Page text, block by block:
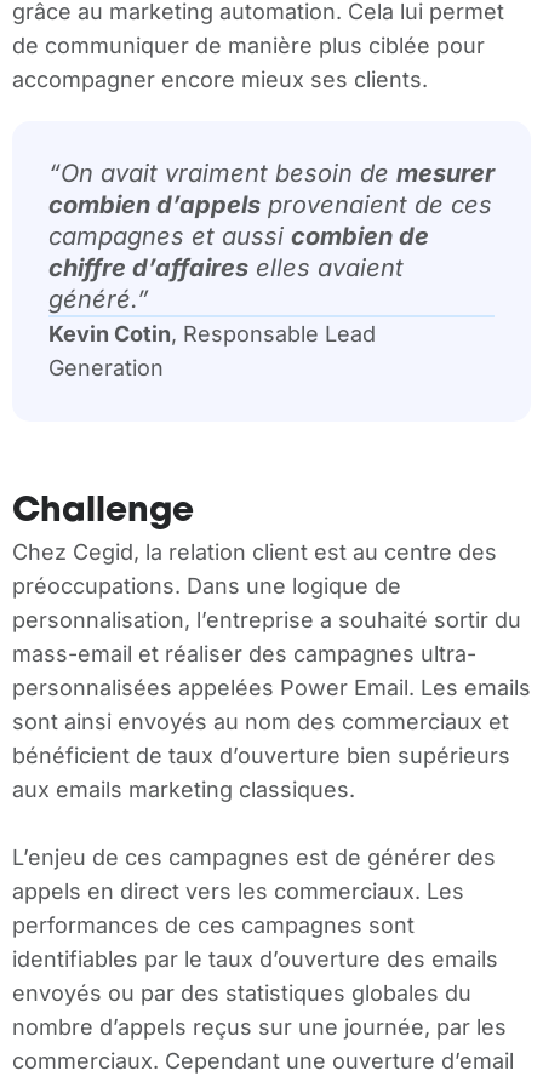
grâce au marketing automation. Cela lui permet
de communiquer de manière plus ciblée pour
accompagner encore mieux ses clients.
“On avait vraiment besoin de mesurer
combien d’appels provenaient de ces
campagnes et aussi combien de
chiffre d’affaires elles avaient
généré.”
Kevin Cotin, Responsable Lead
Generation
Challenge
Chez Cegid, la relation client est au centre des
préoccupations. Dans une logique de
personnalisation, l’entreprise a souhaité sortir du
mass-email et réaliser des campagnes ultra-
personnalisées appelées Power Email. Les emails
sont ainsi envoyés au nom des commerciaux et
bénéficient de taux d’ouverture bien supérieurs
aux emails marketing classiques.
L’enjeu de ces campagnes est de générer des
appels en direct vers les commerciaux. Les
performances de ces campagnes sont
identifiables par le taux d’ouverture des emails
envoyés ou par des statistiques globales du
nombre d’appels reçus sur une journée, par les
commerciaux. Cependant une ouverture d’email